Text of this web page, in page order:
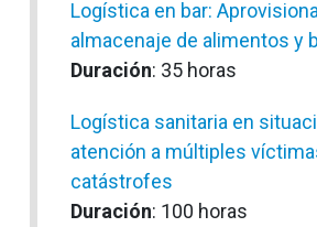
Logística en bar:
almacenaje de alimentos y
Duración: 35 horas
Logística sanitaria en
atención a múltiples
catástrofes
Duración: 100 horas